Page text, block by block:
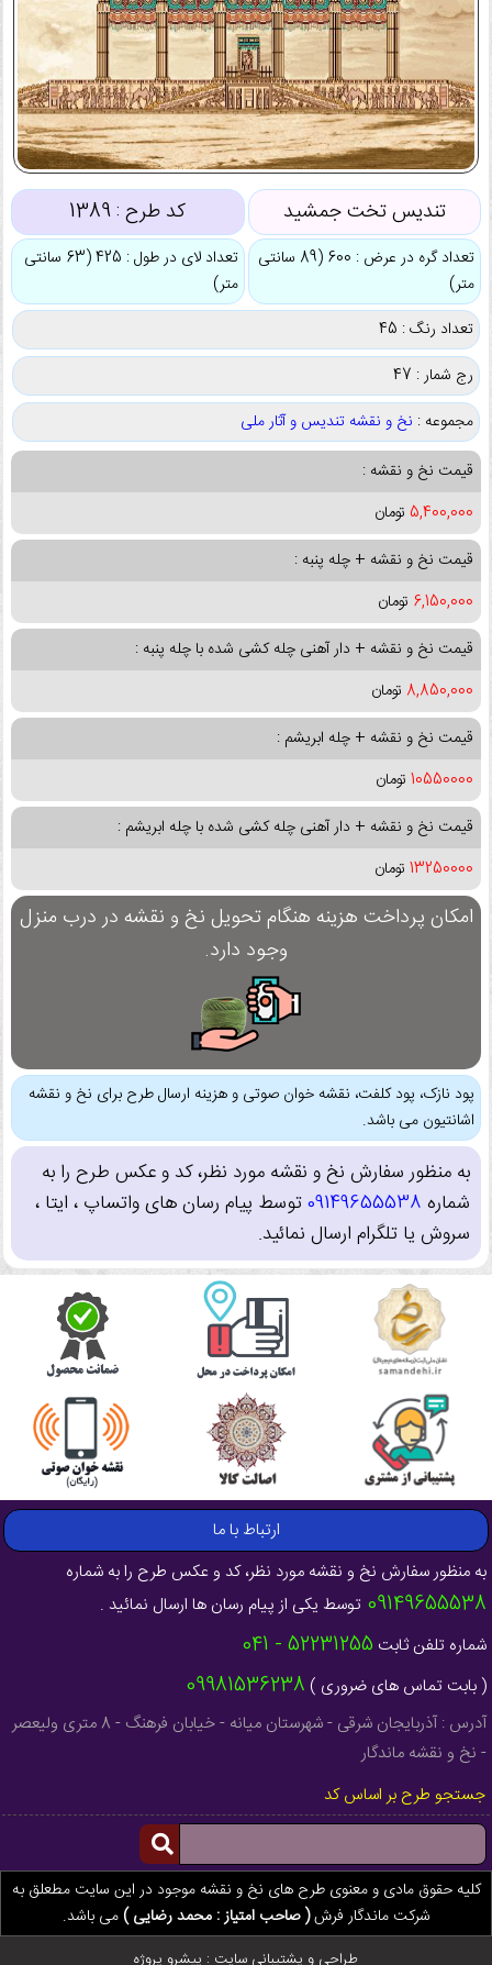
تندیس تخت جمشید کد طرح :1389
تعداد گره در عرض : 600 (89 سانتی
متر)
تعداد لای در طول : 425 (63 سانتی
متر)
تعداد رنگ : 45
رج شمار : 47
مجموعه : نخ و نقشه تندیس و آثار ملی
قیمت نخ و نقشه :
5,400,000 تومان
قیمت نخ و نقشه + چله پنبه :
6,150,000 تومان
قیمت نخ و نقشه + دار آهنی چله کشی شده با چله پنبه :
8,850,000 تومان
قیمت نخ و نقشه + چله ابریشم :
10550000 تومان
قیمت نخ و نقشه + دار آهنی چله کشی شده با چله ابریشم :
13250000 تومان
امکان پرداخت هزینه هنگام تحویل نخ و نقشه در درب منزل
وجود دارد.
پود نازک، پود کلفت، نقشه خوان صوتی و هزینه ارسال طرح برای نخ و نقشه
اشانتیون می باشد.
به منظور سفارش نخ و نقشه مورد نظر، کد و عکس طرح را به
شماره 09149655538توسط پیام رسان های واتساپ ، ایتا ،
سروش یا تلگرام ارسال نمائید.
ارتباط با ما
به منظور سفارش نخ و نقشه مورد نظر، کد و عکس طرح را به شماره
09149655538 توسط یکی از پیام رسان ها ارسال نمائید .
شماره تلفن ثابت 52231255 - 041
( بابت تماس های ضروری ) 09981536238
آدرس : آذربایجان شرقی - شهرستان میانه - خیابان فرهنگ - 8 متری ولیعصر
- نخ و نقشه ماندگار
جستجو طرح بر اساس کد
کلیه حقوق مادی و معنوی طرح های نخ و نقشه موجود در این سایت مطعلق به
شرکت ماندگار فرش( صاحب امتیاز : محمد رضایی )می باشد.
طراحی و پشتیبانی سایت : پیشرو پروژه